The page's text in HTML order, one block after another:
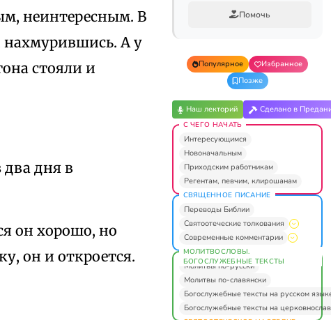
неинтересным. В
нахмурившись. А у
стояли и
два дня в
он хорошо, но
он и откроется.
Помочь
Популярное
Избранное
Позже
Наш лекторий Сделано в
С ЧЕГО НАЧАТЬ
Интересующимся
Новоначальным
Приходским работникам
Регентам, певчим, клирошанам
СВЯЩЕННОЕ ПИСАНИЕ
Переводы Библии
Святоотеческие толкования
Современные комментарии
МОЛИТВОСЛОВЫ.
БОГОСЛУЖЕБНЫЕ ТЕКСТЫ
Молитвы по-русски
Молитвы по-славянски
Богослужебные тексты на русском
Богослужебные тексты на